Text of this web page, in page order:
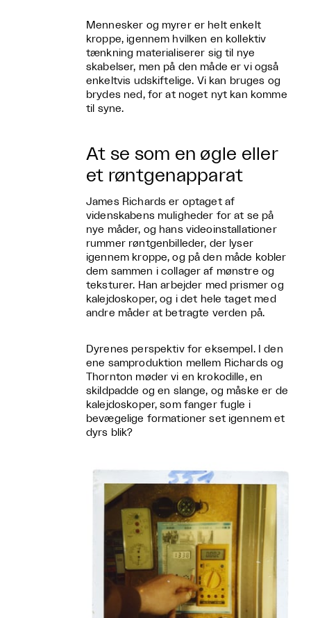
Mennesker og myrer er helt enkelt
kroppe, igennem hvilken en kollektiv
tænkning materialiserer sig til nye
skabelser, men på den måde er vi også
enkeltvis udskiftelige. Vi kan bruges og
brydes ned, for at noget nyt kan komme
til syne.
At se som en øgle eller
et røntgenapparat
James Richards er optaget af
videnskabens muligheder for at se på
nye måder, og hans videoinstallationer
rummer røntgenbilleder, der lyser
igennem kroppe, og på den måde kobler
dem sammen i collager af mønstre og
teksturer. Han arbejder med prismer og
kalejdoskoper, og i det hele taget med
andre måder at betragte verden på.
Dyrenes perspektiv for eksempel. I den
ene samproduktion mellem Richards og
Thornton møder vi en krokodille, en
skildpadde og en slange, og måske er de
kalejdoskoper, som fanger fugle i
bevægelige formationer set igennem et
dyrs blik?